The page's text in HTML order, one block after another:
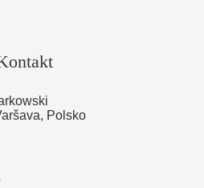
Polsko